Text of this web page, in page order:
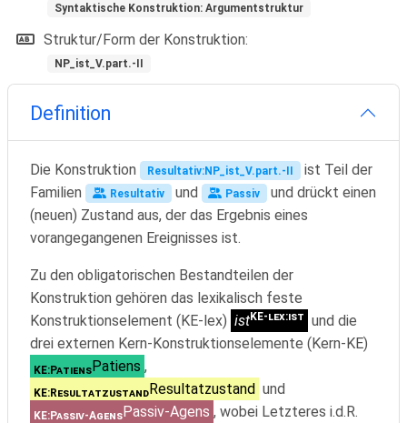
Syntaktische Konstruktion: Argumentstruktur
Struktur/Form der Konstruktion:
NP_ist_V.part.-II
Definition
Die Konstruktion Resultativ:NP_ist_V.part.-II
ist Teil der
Familien
Resultativ und Passiv
und drückt einen
(neuen) Zustand aus, der das Ergebnis eines
vorangegangenen Ereignisses ist.
Zu den obligatorischen Bestandteilen der
Konstruktion gehören das lexikalisch feste
Konstruktionselement (KE-lex) istKE-lex:ist
und die
drei externen Kern-Konstruktionselemente (Kern-KE)
KE:PatiensPatiens ,
KE:ResultatzustandResultatzustand und
KE:Passiv-AgensPassiv-Agens , wobei Letzteres i.d.R.